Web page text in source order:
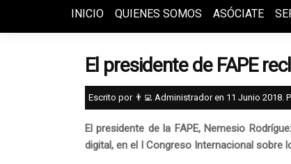
INICIO QUIENES SOMOS ASÓCIATE
El presidente de FAPE
Escrito por 👨‍💻 Administrador en 11 Junio 2018.
El presidente de la FAPE, Nemesio
digital, en el I Congreso Internacional sobre